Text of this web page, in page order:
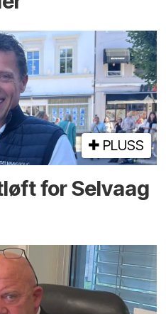
PLUSS
for Selvaag